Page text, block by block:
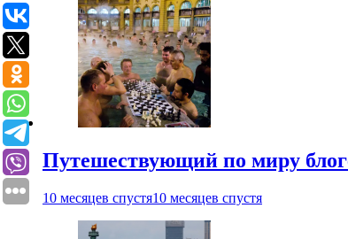
Путешествующий по миру
10 месяцев спустя10 месяцев спустя